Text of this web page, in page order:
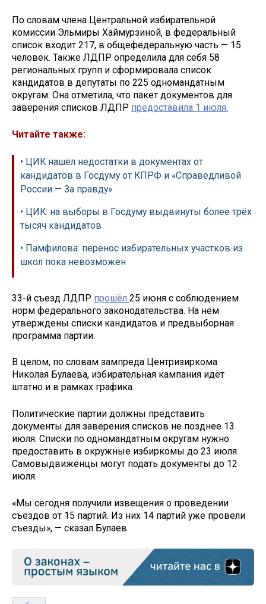
По словам члена Центральной избирательной
комиссии Эльмиры Хаймурзиной, в федеральный
список входит 217, в общефедеральную часть — 15
человек. Также ЛДПР определила для себя 58
региональных групп и сформировала список
кандидатов в депутаты по 225 одномандатным
округам. Она отметила, что пакет документов для
заверения списков ЛДПР предоставила 1 июля.
Читайте также:
• ЦИК нашёл недостатки в документах от
кандидатов в Госдуму от КПРФ и «Справедливой
России — За правду»
• ЦИК: на выборы в Госдуму выдвинуты более трёх
тысяч кандидатов
• Памфилова: перенос избирательных участков из
школ пока невозможен
33-й съезд ЛДПР прошёл 25 июня с соблюдением
норм федерального законодательства. На нём
утверждены списки кандидатов и предвыборная
программа партии.
В целом, по словам зампреда Центризиркома
Николая Булаева, избирательная кампания идёт
штатно и в рамках графика.
Политические партии должны представить
документы для заверения списков не позднее 13
июля. Списки по одномандатным округам нужно
предоставить в окружные избиркомы до 23 июля.
Самовыдвиженцы могут подать документы до 12
июля.
«Мы сегодня получили извещения о проведении
съездов от 15 партий. Из них 14 партий уже провели
съезды», — сказал Булаев.